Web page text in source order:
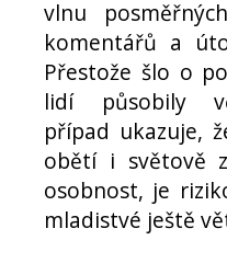
vlnu
komentářů a
Přestože šlo o
lidí působily
případ ukazuje,
obětí i světově
osobnost, je
mladistvé ještě